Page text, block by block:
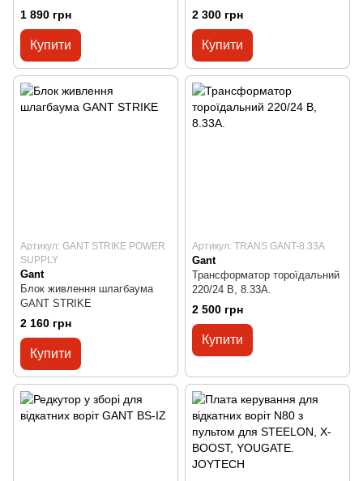
1 890 грн
Купити
2 300 грн
Купити
Артикул: GANT STRIKE POWER
SUPPLY
Gant
Блок живлення шлагбаума
GANT STRIKE
2 160 грн
Купити
Артикул: TRANS GANT-8.33A
Gant
Трансформатор тороїдальний
220/24 В, 8.33А.
2 500 грн
Купити